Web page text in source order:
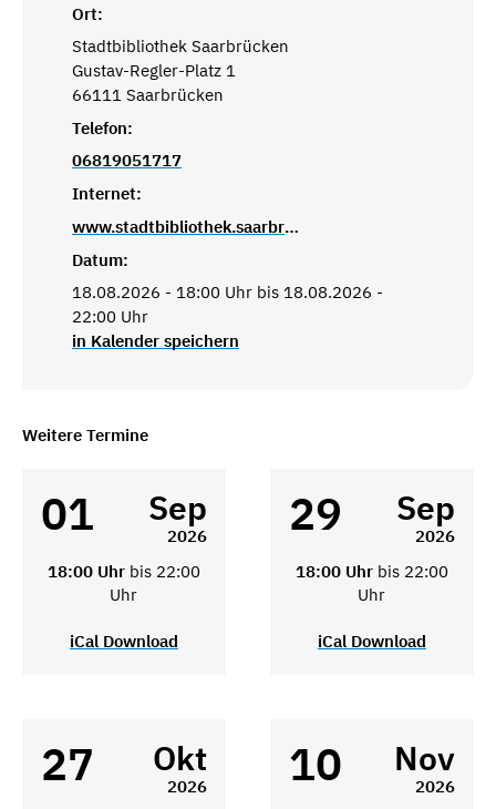
Ort:
Stadtbibliothek Saarbrücken
Gustav-Regler-Platz 1
66111 Saarbrücken
Telefon:
06819051717
Internet:
www.stadtbibliothek.saarbruecken.de
Datum:
18.08.2026 - 18:00 Uhr bis 18.08.2026 -
22:00 Uhr
in Kalender speichern
Weitere Termine
01 Sep
2026
18:00 Uhr bis 22:00
Uhr
iCal Download
29 Sep
2026
18:00 Uhr bis 22:00
Uhr
iCal Download
27 Okt
2026
10 Nov
2026